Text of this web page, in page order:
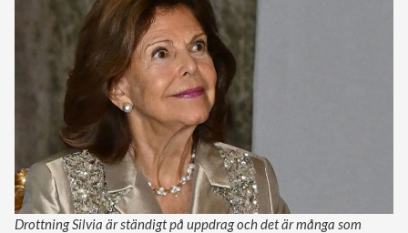
Drottning Silvia är ständigt på uppdrag och det är många som